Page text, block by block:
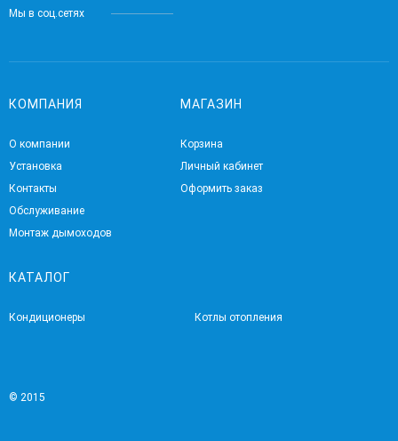
Мы в соц.сетях
КОМПАНИЯ
О компании
Установка
Контакты
Обслуживание
Монтаж дымоходов
МАГАЗИН
Корзина
Личный кабинет
Оформить заказ
КАТАЛОГ
Кондиционеры Котлы отопления
© 2015